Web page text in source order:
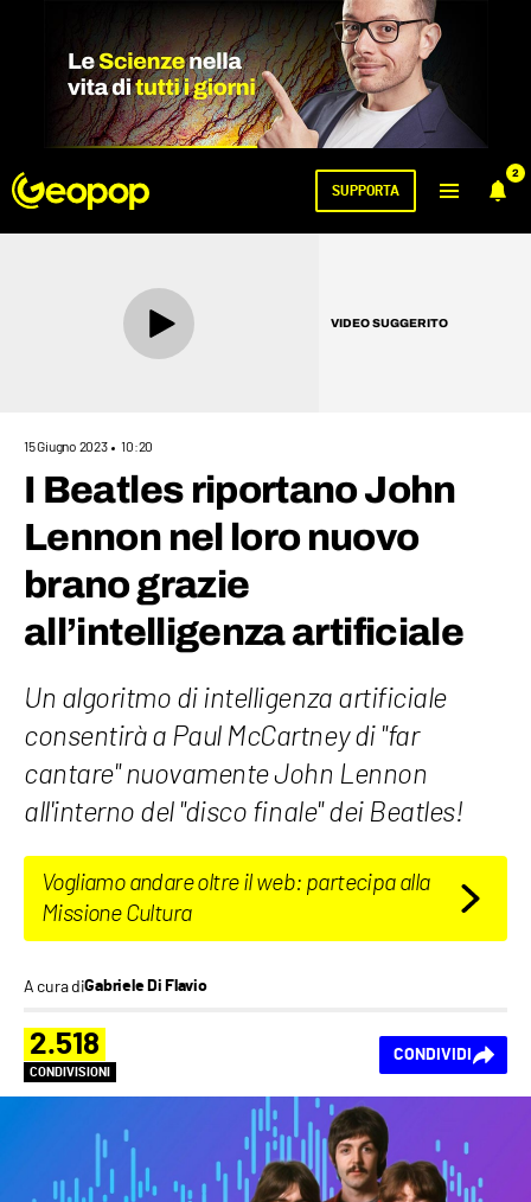
2
SUPPORTA
VIDEO SUGGERITO
15 Giugno 2023 10:20
I Beatles riportano John
Lennon nel loro nuovo
brano grazie
all’intelligenza artificiale
Un algoritmo di intelligenza artificiale
consentirà a Paul McCartney di "far
cantare" nuovamente John Lennon
all'interno del "disco finale" dei Beatles!
Vogliamo andare oltre il web: partecipa alla
Missione Cultura
A cura diGabriele Di Flavio
2.518
CONDIVISIONI
CONDIVIDI